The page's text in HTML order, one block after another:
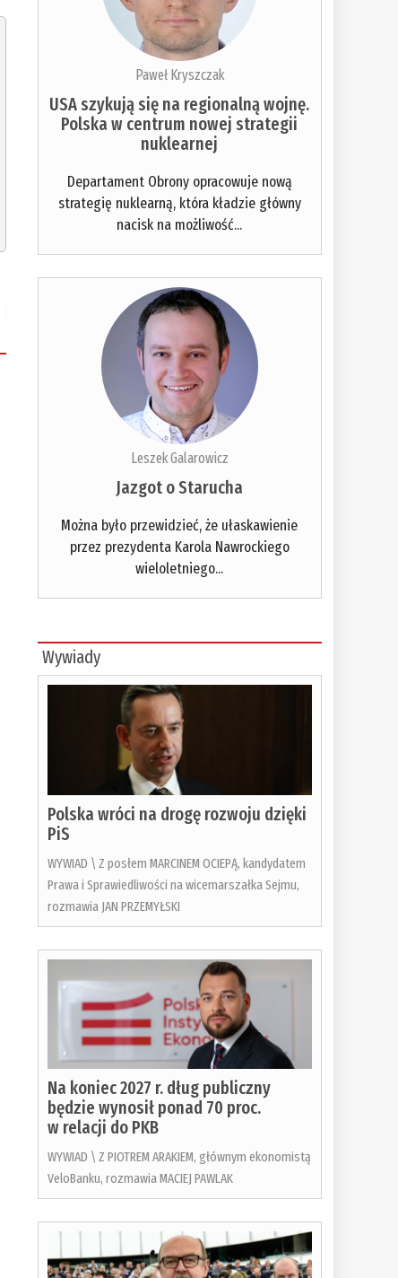
Paweł Kryszczak
USA szykują się na regionalną wojnę.
Polska w centrum nowej strategii
nuklearnej
Departament Obrony opracowuje nową
strategię nuklearną, która kładzie główny
nacisk na możliwość...
Leszek Galarowicz
Jazgot o Starucha
Można było przewidzieć, że ułaskawienie
przez prezydenta Karola Nawrockiego
wieloletniego...
Wywiady
Polska wróci na drogę rozwoju dzięki
PiS
WYWIAD \ Z posłem MARCINEM OCIEPĄ, kandydatem
Prawa i Sprawiedliwości na wicemarszałka Sejmu,
rozmawia JAN PRZEMYŁSKI
Na koniec 2027 r. dług publiczny
będzie wynosił ponad 70 proc.
w relacji do PKB
WYWIAD \ Z PIOTREM ARAKIEM, głównym ekonomistą
VeloBanku, rozmawia MACIEJ PAWLAK